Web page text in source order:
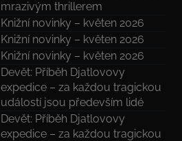
mrazivým thrillerem
Knižní novinky – květen 2026
Knižní novinky – květen 2026
Knižní novinky – květen 2026
Devět: Příběh Djatlovovy
expedice – za každou tragickou
událostí jsou především lidé
Devět: Příběh Djatlovovy
expedice – za každou tragickou